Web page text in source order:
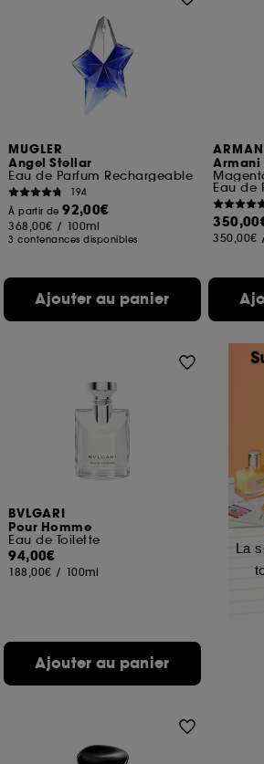
MUGLER
Angel Stellar
Eau de Parfum Rechargeable
194
À partir de92,00€
368,00€ / 100ml
3 contenances disponibles
Ajouter au panier
Eau de
350,00€
BVLGARI
Pour Homme
Eau de Toilette
94,00€
188,00€ / 100ml
Ajouter au panier
La